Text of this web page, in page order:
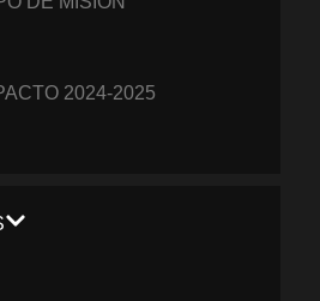
2024-2025